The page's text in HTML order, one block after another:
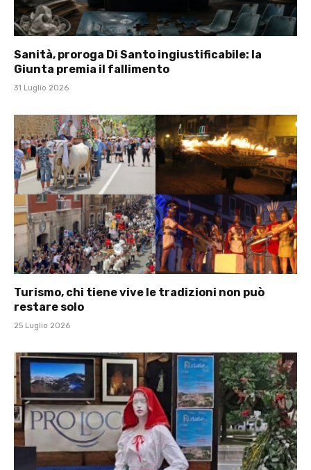
Sanità, proroga Di Santo ingiustificabile: la
Giunta premia il fallimento
31 Luglio 2026
Turismo, chi tiene vive le tradizioni non può
restare solo
25 Luglio 2026